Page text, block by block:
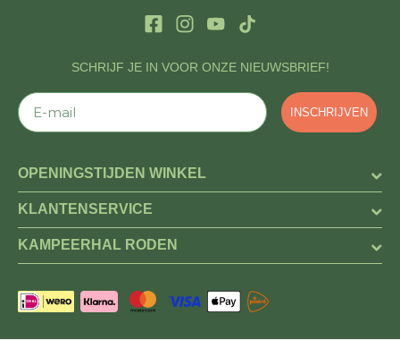
SCHRIJF JE IN VOOR ONZE NIEUWSBRIEF!
E-mail
INSCHRIJVEN
OPENINGSTIJDEN WINKEL
KLANTENSERVICE
KAMPEERHAL RODEN